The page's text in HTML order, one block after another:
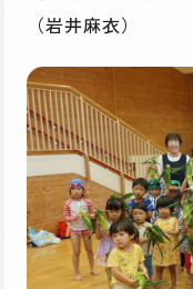
（岩井麻衣）